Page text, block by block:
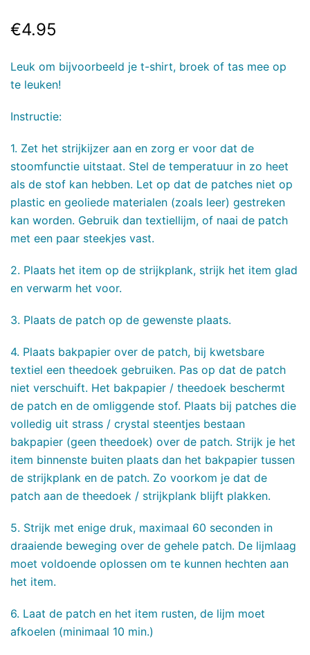
€4.95
Leuk om bijvoorbeeld je t-shirt, broek of tas mee op
te leuken!
Instructie:
1. Zet het strijkijzer aan en zorg er voor dat de
stoomfunctie uitstaat. Stel de temperatuur in zo heet
als de stof kan hebben. Let op dat de patches niet op
plastic en geoliede materialen (zoals leer) gestreken
kan worden. Gebruik dan textiellijm, of naai de patch
met een paar steekjes vast.
2. Plaats het item op de strijkplank, strijk het item glad
en verwarm het voor.
3. Plaats de patch op de gewenste plaats.
4. Plaats bakpapier over de patch, bij kwetsbare
textiel een theedoek gebruiken. Pas op dat de patch
niet verschuift. Het bakpapier / theedoek beschermt
de patch en de omliggende stof. Plaats bij patches die
volledig uit strass / crystal steentjes bestaan
bakpapier (geen theedoek) over de patch. Strijk je het
item binnenste buiten plaats dan het bakpapier tussen
de strijkplank en de patch. Zo voorkom je dat de
patch aan de theedoek / strijkplank blijft plakken.
5. Strijk met enige druk, maximaal 60 seconden in
draaiende beweging over de gehele patch. De lijmlaag
moet voldoende oplossen om te kunnen hechten aan
het item.
6. Laat de patch en het item rusten, de lijm moet
afkoelen (minimaal 10 min.)